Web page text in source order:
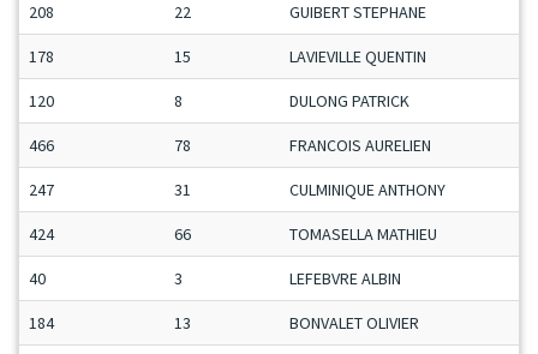
208 22 GUIBERT STEPHANE
178 15 LAVIEVILLE QUENTIN
120 8 DULONG PATRICK
466 78 FRANCOIS AURELIEN
247 31 CULMINIQUE ANTHONY
424 66 TOMASELLA MATHIEU
40 3 LEFEBVRE ALBIN
184 13 BONVALET OLIVIER